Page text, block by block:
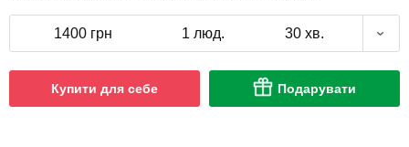
1400 грн 1 люд. 30 хв.
Купити для себе Подарувати